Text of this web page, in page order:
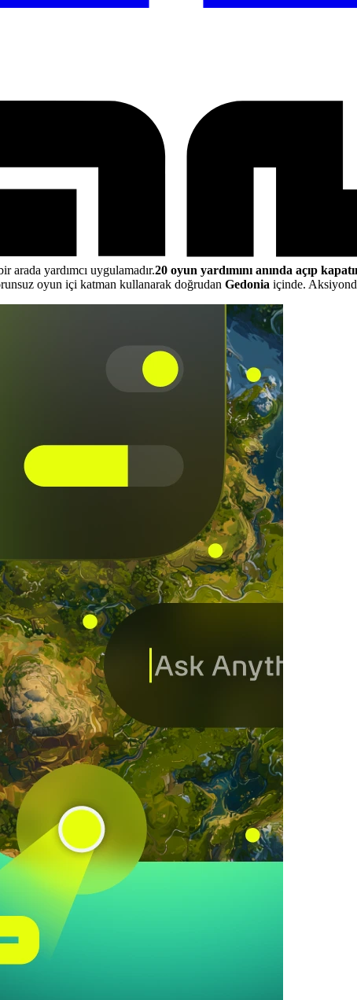
arada yardımcı uygulamadır.20 oyun yardımını anında açıp
oyun içi katman kullanarak doğrudan Gedonia içinde.